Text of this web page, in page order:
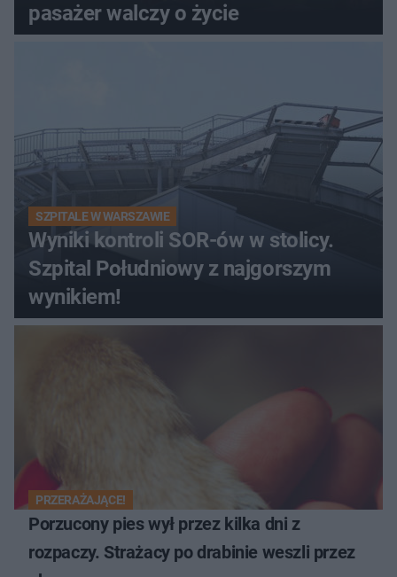
pasażer walczy o życie
SZPITALE W WARSZAWIE
Wyniki kontroli SOR-ów w stolicy.
Szpital Południowy z najgorszym
wynikiem!
PRZERAŻAJĄCE!
Porzucony pies wył przez kilka dni z
rozpaczy. Strażacy po drabinie weszli przez